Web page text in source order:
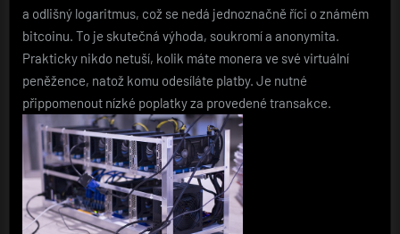
a odlišný logaritmus, což se nedá jednoznačně říci o známém
bitcoinu. To je skutečná výhoda, soukromí a anonymita.
Prakticky nikdo netuší, kolik máte monera ve své virtuální
peněžence, natož komu odesíláte platby. Je nutné
přippomenout nízké poplatky za provedené transakce.